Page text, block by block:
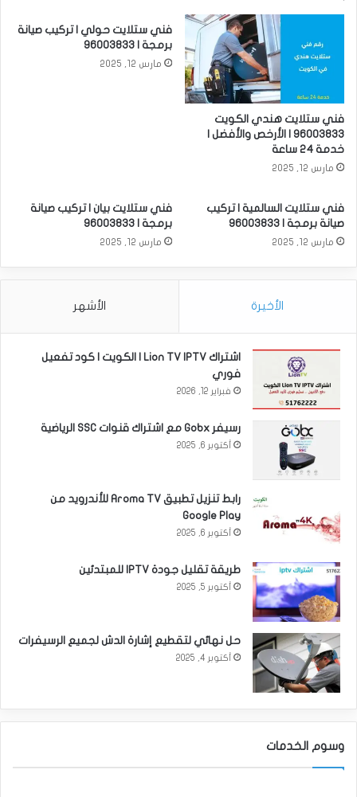
فني ستلايت هندي الكويت
96003833 | الأرخص والأفضل |
خدمة 24 ساعة
مارس 12, 2025
فني ستلايت حولي | تركيب صيانة
برمجة | 96003833
مارس 12, 2025
فني ستلايت السالمية | تركيب
صيانة برمجة | 96003833
مارس 12, 2025
فني ستلايت بيان | تركيب صيانة
برمجة | 96003833
مارس 12, 2025
الأخيرة الأشهر
اشتراك Lion TV IPTV | الكويت | كود تفعيل
فوري
فبراير 12, 2026
رسيفر Gobx مع اشتراك قنوات SSC الرياضية
أكتوبر 6, 2025
رابط تنزيل تطبيق Aroma TV للأندرويد من
Google Play
أكتوبر 6, 2025
طريقة تقليل جودة IPTV للمبتدئين
أكتوبر 5, 2025
حل نهائي لتقطيع إشارة الدش لجميع الرسيفرات
أكتوبر 4, 2025
وسوم الخدمات